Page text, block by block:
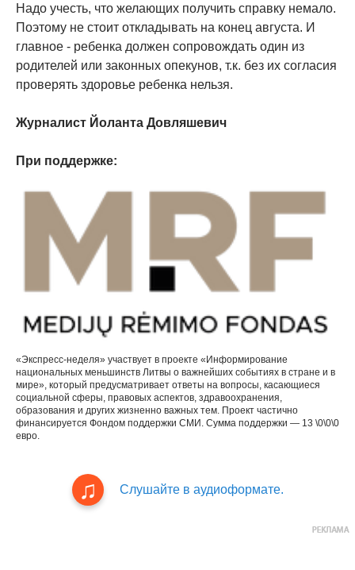
Надо учесть, что желающих получить справку немало.
Поэтому не стоит откладывать на конец августа. И
главное - ребенка должен сопровождать один из
родителей или законных опекунов, т.к. без их согласия
проверять здоровье ребенка нельзя.
Журналист Йоланта Довляшевич
При поддержке:
«Экспресс-неделя» участвует в проекте «Информирование
национальных меньшинств Литвы о важнейших событиях в стране и в
мире», который предусматривает ответы на вопросы, касающиеся
социальной сферы, правовых аспектов, здравоохранения,
образования и других жизненно важных тем. Проект частично
финансируется Фондом поддержки СМИ. Сумма поддержки — 13 \0\0\0
евро.
Слушайте в аудиоформате.